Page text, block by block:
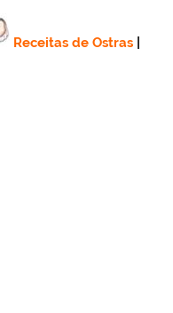
Receitas de Ostras